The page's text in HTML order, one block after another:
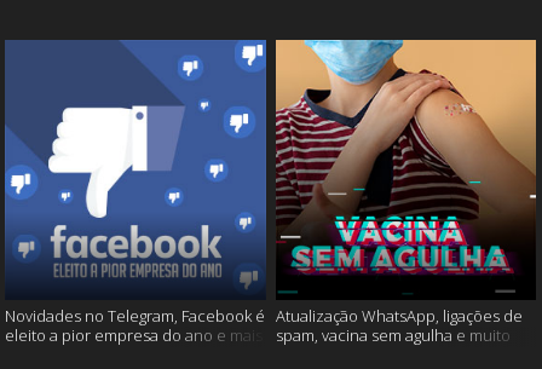
Novidades no Telegram, Facebook é
eleito a pior empresa do ano e mais
Atualização WhatsApp, ligações de
spam, vacina sem agulha e muito